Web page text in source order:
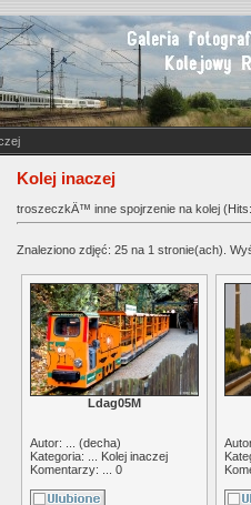
Kolej inaczej
troszeczkÄ™ inne spojrzenie na kolej
Znaleziono zdjęć: 25 na 1 stronie(ach).
Ldag05M
Autor: ... (decha)
Kategoria: ... Kolej inaczej
Komentarzy: ... 0